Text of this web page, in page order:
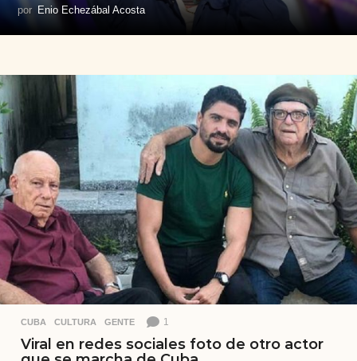
por Enio Echezábal Acosta
CUBA ,CULTURA ,GENTE 1
Viral en redes sociales foto de otro actor